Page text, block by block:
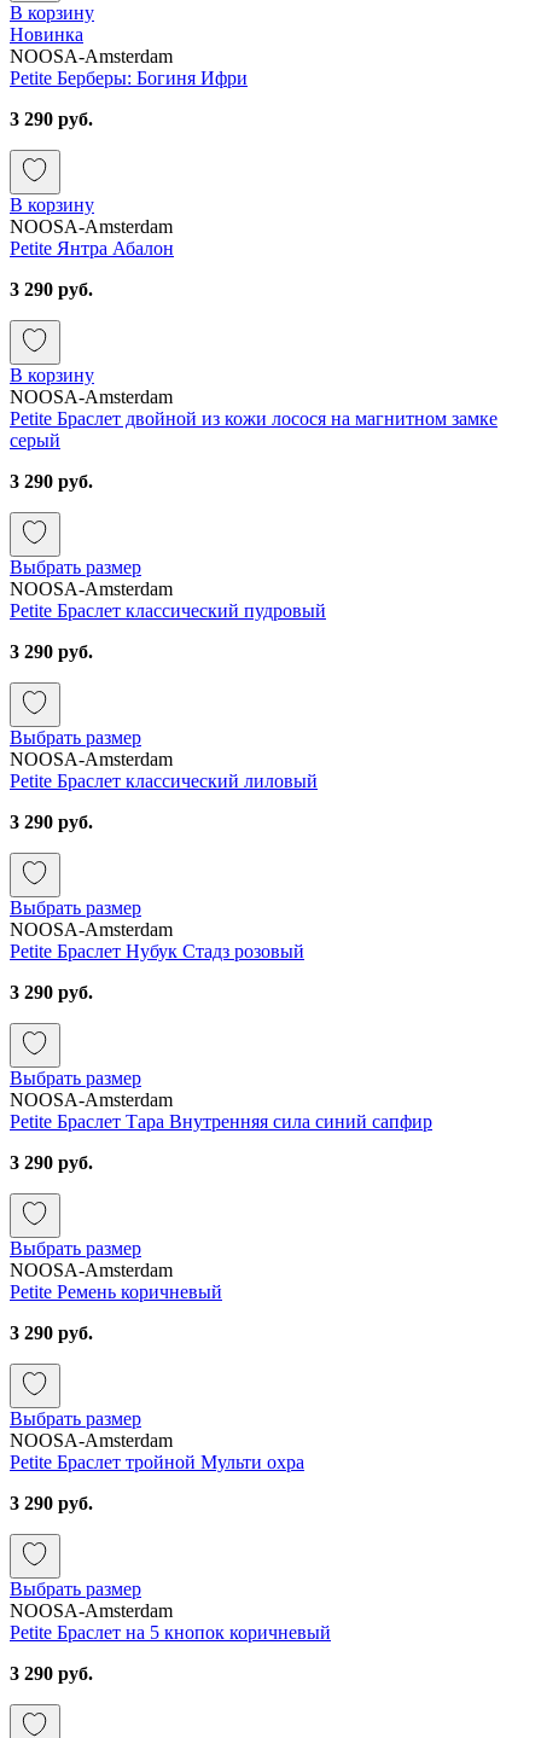
В корзину
Новинка
NOOSA-Amsterdam
Petite Берберы: Богиня Ифри
3 290 руб.
В корзину
NOOSA-Amsterdam
Petite Янтра Абалон
3 290 руб.
В корзину
NOOSA-Amsterdam
Petite Браслет двойной из кожи лосося на магнитном замке
серый
3 290 руб.
Выбрать размер
NOOSA-Amsterdam
Petite Браслет классический пудровый
3 290 руб.
Выбрать размер
NOOSA-Amsterdam
Petite Браслет классический лиловый
3 290 руб.
Выбрать размер
NOOSA-Amsterdam
Petite Браслет Нубук Стадз розовый
3 290 руб.
Выбрать размер
NOOSA-Amsterdam
Petite Браслет Тара Внутренняя сила синий сапфир
3 290 руб.
Выбрать размер
NOOSA-Amsterdam
Petite Ремень коричневый
3 290 руб.
Выбрать размер
NOOSA-Amsterdam
Petite Браслет тройной Мульти охра
3 290 руб.
Выбрать размер
NOOSA-Amsterdam
Petite Браслет на 5 кнопок коричневый
3 290 руб.